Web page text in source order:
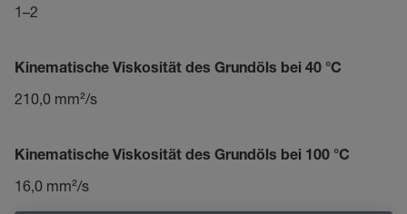
1–2
Kinematische Viskosität des Grundöls bei 40 °C
210,0 mm²/s
Kinematische Viskosität des Grundöls bei 100 °C
16,0 mm²/s